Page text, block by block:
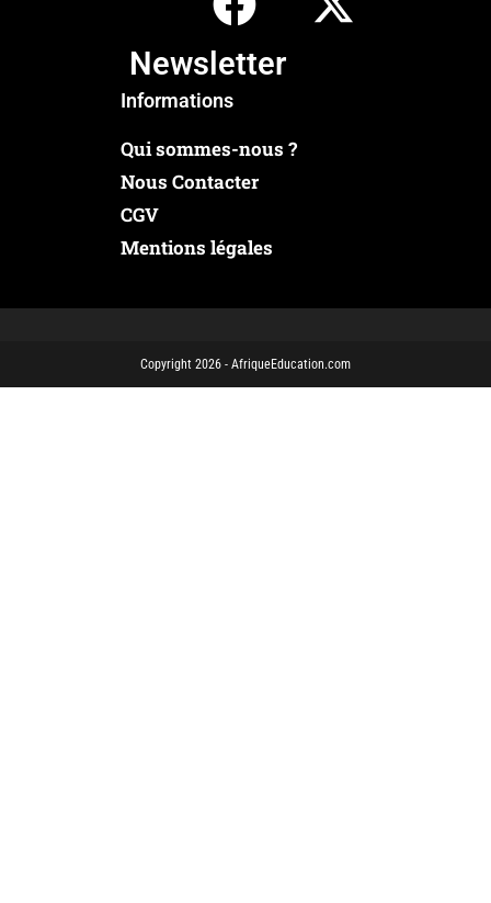
Newsletter
Informations
Qui sommes-nous ?
Nous Contacter
CGV
Mentions légales
Copyright 2026 - AfriqueEducation.com